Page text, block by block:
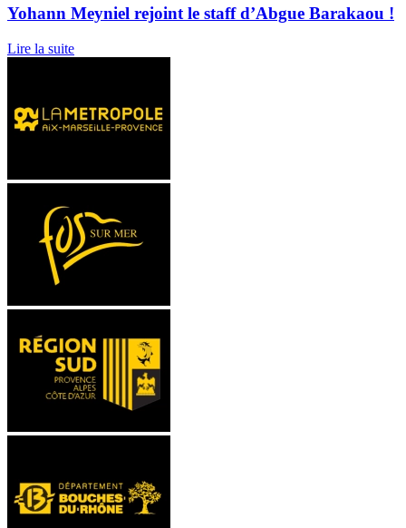
Yohann Meyniel rejoint le staff d’Abgue Barakaou !
Lire la suite